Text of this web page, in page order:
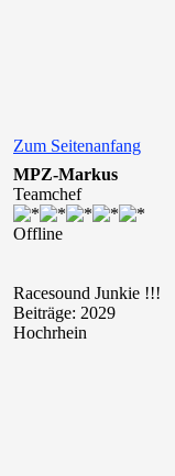
Zum Seitenanfang
MPZ-Markus
Teamchef
Offline
Racesound Junkie !!!
Beiträge: 2029
Hochrhein